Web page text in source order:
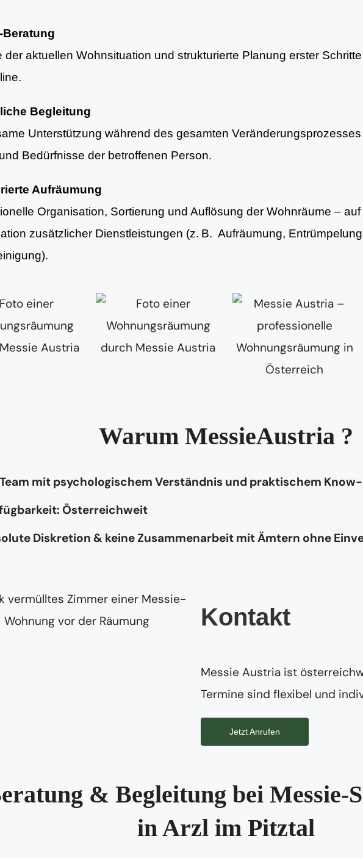
Beratung
der aktuellen Wohnsituation und strukturierte Planung erster
Begleitung
Unterstützung während des gesamten
Bedürfnisse der betroffenen Person.
Aufräumung
Organisation, Sortierung und Auflösung der Wohnräume –
zusätzlicher Dienstleistungen (z. B. Aufräumung,
Warum MessieAustria ?
mit psychologischem Verständnis und praktischem
Österreichweit
Diskretion & keine Zusammenarbeit mit Ämtern ohne
Kontakt
Messie Austria ist
Termine sind flexibel und
Jetzt Anrufen
& Begleitung bei Messie-
in Arzl im Pitztal